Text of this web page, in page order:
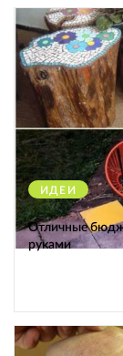
ИДЕИ
Отличные
руками